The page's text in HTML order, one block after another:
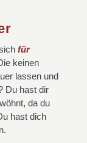
für
keinen
lassen und
Du hast dir
da du
hast dich